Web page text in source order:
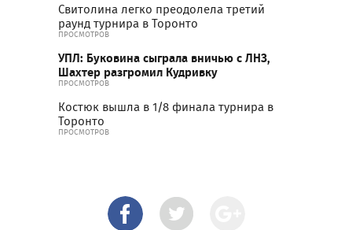
Свитолина легко преодолела третий
раунд турнира в Торонто
ПРОСМОТРОВ
УПЛ: Буковина сыграла вничью с ЛНЗ,
Шахтер разгромил Кудривку
ПРОСМОТРОВ
Костюк вышла в 1/8 финала турнира в
Торонто
ПРОСМОТРОВ